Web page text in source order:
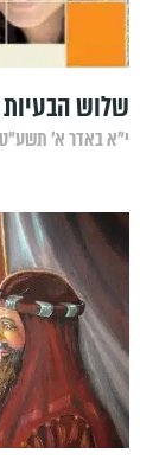
שלוש
י״א באדר א׳ תשע״ט –